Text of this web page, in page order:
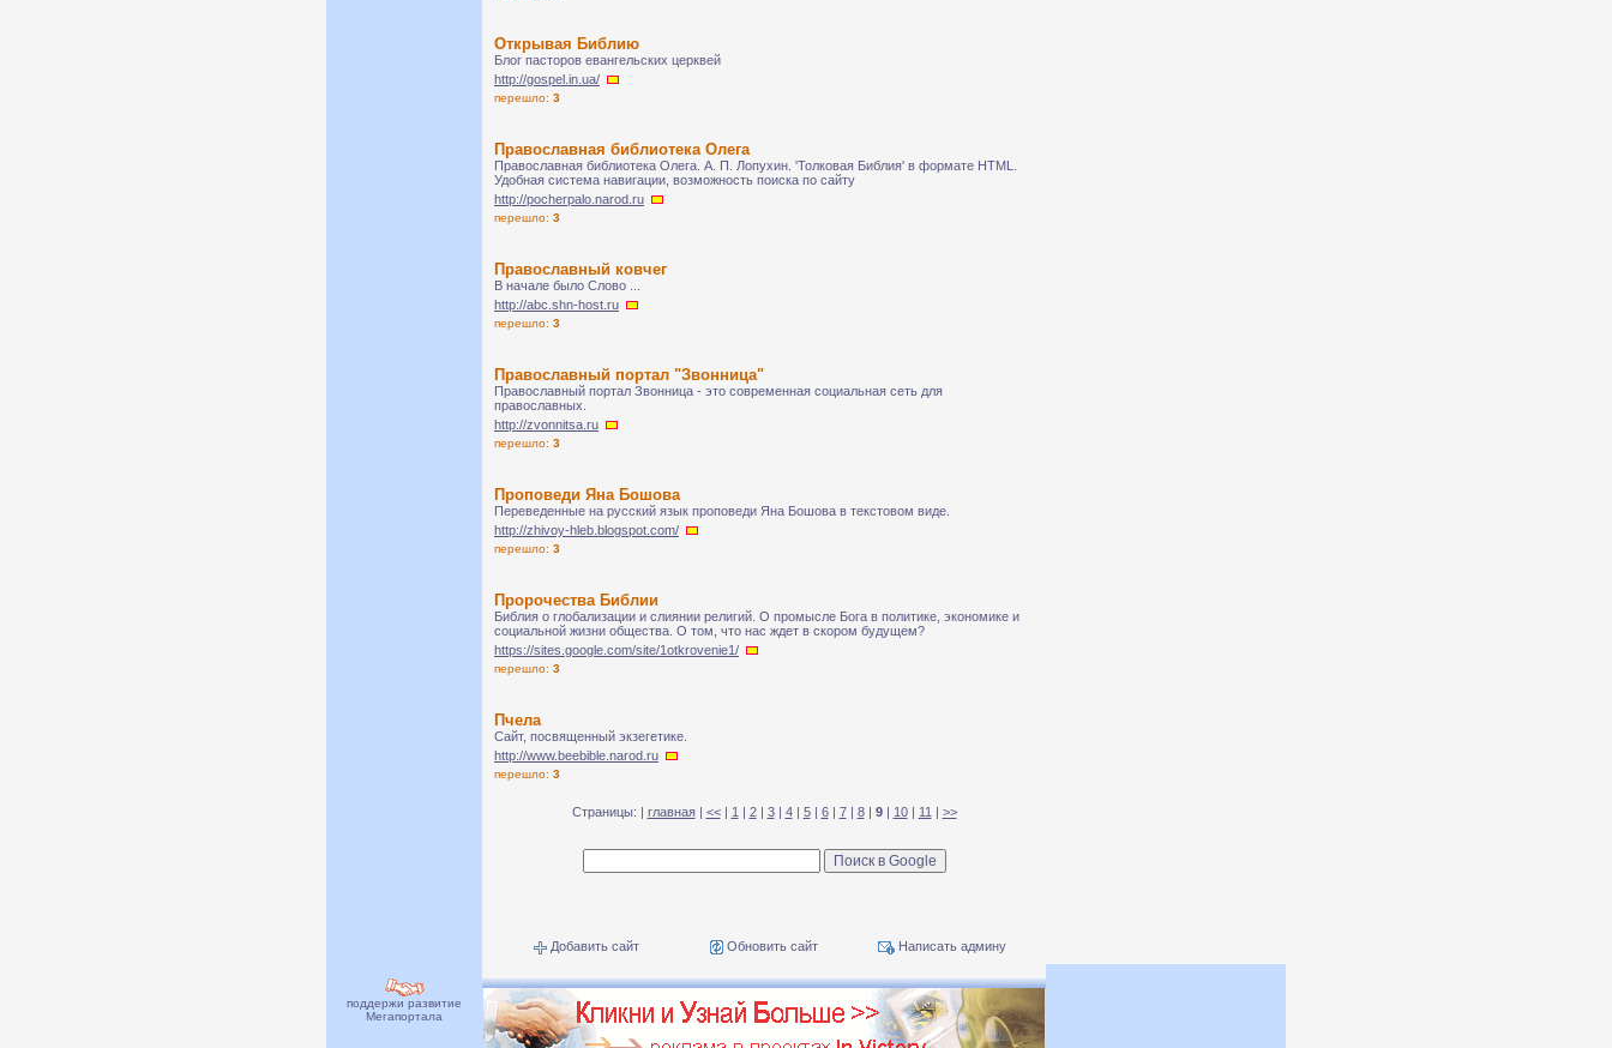
Открывая Библию
Блог пасторов евангельских церквей
http://gospel.in.ua/
перешло: 3
Православная библиотека Олега
Православная библиотека Олега. А. П. Лопухин. 'Толковая Библия' в формате HTML.
Удобная система навигации, возможность поиска по сайту
http://pocherpalo.narod.ru
перешло: 3
Православный ковчег
В начале было Слово ...
http://abc.shn-host.ru
перешло: 3
Православный портал "Звонница"
Православный портал Звонница - это современная социальная сеть для
православных.
http://zvonnitsa.ru
перешло: 3
Проповеди Яна Бошова
Переведенные на русский язык проповеди Яна Бошова в текстовом виде.
http://zhivoy-hleb.blogspot.com/
перешло: 3
Пророчества Библии
Библия о глобализации и слиянии религий. О промысле Бога в политике, экономике и
социальной жизни общества. О том, что нас ждет в скором будущем?
https://sites.google.com/site/1otkrovenie1/
перешло: 3
Пчела
Сайт, посвященный экзегетике.
http://www.beebible.narod.ru
перешло: 3
Страницы: | главная| <<| 1 | 2| 3| 4| 5| 6| 7| 8| 9| 10| 11 | >>
Добавить сайт Обновить сайт Написать админу
поддержи развитие
Мегапортала